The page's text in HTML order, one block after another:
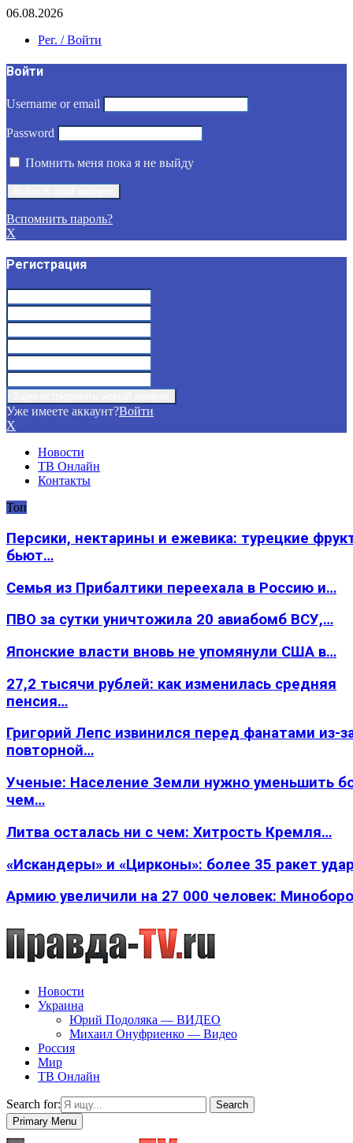
06.08.2026
Рег. / Войти
Войти
Username or email
Password
Помнить меня пока я не выйду
Вспомнить пароль?
X
Регистрация
Уже имеете аккаунт?Войти
X
Новости
ТВ Онлайн
Контакты
Топ
Персики, нектарины и ежевика: турецкие
бьют…
Семья из Прибалтики переехала в Россию и…
ПВО за сутки уничтожила 20 авиабомб ВСУ,…
Японские власти вновь не упомянули США в…
27,2 тысячи рублей: как изменилась средняя
пенсия…
Григорий Лепс извинился перед фанатами из-
повторной…
Ученые: Население Земли нужно уменьшить
чем…
Литва осталась ни с чем: Хитрость Кремля…
«Искандеры» и «Цирконы»: более 35 ракет
Армию увеличили на 27 000 человек:
Новости
Украина
Юрий Подоляка — ВИДЕО
Михаил Онуфриенко — Видео
Россия
Мир
ТВ Онлайн
Search for:
Search
Primary Menu